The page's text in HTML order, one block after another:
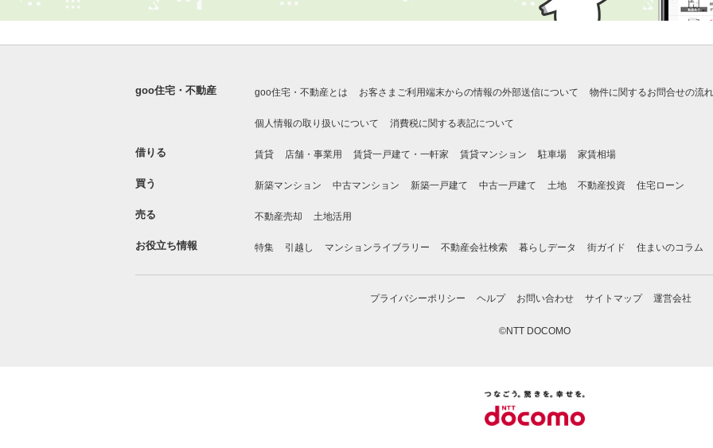
goo住宅・不動産 goo住宅・不動産とは お客さまご利用端末からの情報の外部送信について 物件に関するお問合せの流れ
個人情報の取り扱いについて 消費税に関する表記について
借りる 賃貸 店舗・事業用 賃貸一戸建て・一軒家 賃貸マンション 駐車場 家賃相場
買う 新築マンション 中古マンション 新築一戸建て 中古一戸建て 土地 不動産投資 住宅ローン
売る 不動産売却 土地活用
お役立ち情報 特集 引越し マンションライブラリー 不動産会社検索 暮らしデータ 街ガイド 住まいのコラム
プライバシーポリシー ヘルプ お問い合わせ サイトマップ 運営会社
©NTT DOCOMO